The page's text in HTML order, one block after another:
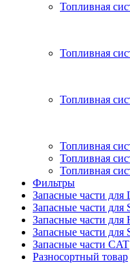
Топливная
Топливная
Топливная
Топливная
Топливная
Топливная
Фильтры
Запасные части для
Запасные части
Запасные части
Запасные части
Запасные части CAT
Разносортный товар